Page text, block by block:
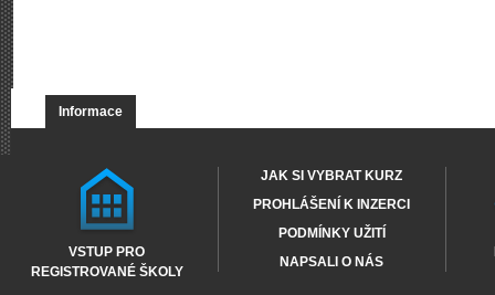
Informace
VSTUP PRO
REGISTROVANÉ ŠKOLY
JAK SI VYBRAT KURZ
PROHLÁŠENÍ K INZERCI
PODMÍNKY UŽITÍ
NAPSALI O NÁS